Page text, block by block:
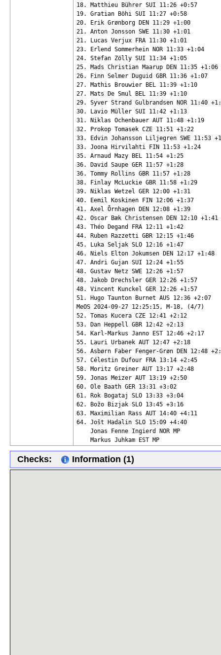
18. Matthieu Bührer SUI 11:26 +0:57
19. Gratian Böhi SUI 11:27 +0:58
20. Erik Grønborg DEN 11:29 +1:00
21. Anton Jonsson SWE 11:30 +1:01
21. Lucas Verjux FRA 11:30 +1:01
23. Erlend Sommerhein NOR 11:33 +1:04
24. Stefan Zölly SUI 11:34 +1:05
25. Mads Christian Maarup DEN 11:35 +1:06
26. Finn Selmer Duguid GBR 11:36 +1:07
27. Mathis Brouwier BEL 11:39 +1:10
27. Mats De Smul BEL 11:39 +1:10
29. Syver Strand Gulbrandsen NOR 11:40
30. Lavio Müller SUI 11:42 +1:13
31. Niklas Ochenbauer AUT 11:48 +1:19
32. Prokop Tomasek CZE 11:51 +1:22
33. Edvin Johansson Liljegren SWE 11:53
33. Joona Hirvilahti FIN 11:53 +1:24
35. Arnaud Mazy BEL 11:54 +1:25
36. David Saupe GER 11:57 +1:28
36. Tommy Rollins GBR 11:57 +1:28
38. Finlay McLuckie GBR 11:58 +1:29
39. Niklas Wetzel GER 12:00 +1:31
40. Eemil Koskinen FIN 12:06 +1:37
41. Axel Õrnhagen DEN 12:08 +1:39
42. Oscar Bæk Christensen DEN 12:10 +1:41
43. Théo Degand FRA 12:11 +1:42
44. Ruben Razzetti GBR 12:15 +1:46
45. Luka Seljak SLO 12:16 +1:47
46. Niels Elton Jokumsen DEN 12:17 +1:48
47. Andri Gujan SUI 12:24 +1:55
48. Gustav Netz SWE 12:26 +1:57
48. Jakob Drechsler GER 12:26 +1:57
48. Vincent Kunckel GER 12:26 +1:57
51. Hugo Taunton Burnet AUS 12:36 +2:07
MeOS 2024-09-27 12:25:15, M-18, (4/7)
52. Tomas Kucera CZE 12:41 +2:12
53. Dan Heppell GBR 12:42 +2:13
54. Karl-Markus Janno EST 12:46 +2:17
55. Lauri Urbanek AUT 12:47 +2:18
56. Asbørn Faber Fenger-Grøn DEN 12:48
57. Célestin Dufour FRA 13:14 +2:45
58. Moritz Greiner AUT 13:17 +2:48
59. Jonas Meizer AUT 13:19 +2:50
60. Ole Baath GER 13:31 +3:02
61. Rok Bogataj SLO 13:33 +3:04
62. Božo Bizjak SLO 13:45 +3:16
63. Maximilian Rass AUT 14:40 +4:11
64. Jošt Hadalin SLO 15:09 +4:40
    Jonas Fenne Ingierd NOR MP
    Markus Juhkam EST MP
Checks: Information (1)